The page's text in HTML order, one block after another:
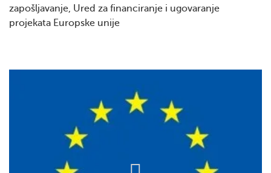
zapošljavanje, Ured za financiranje i ugovaranje
projekata Europske unije